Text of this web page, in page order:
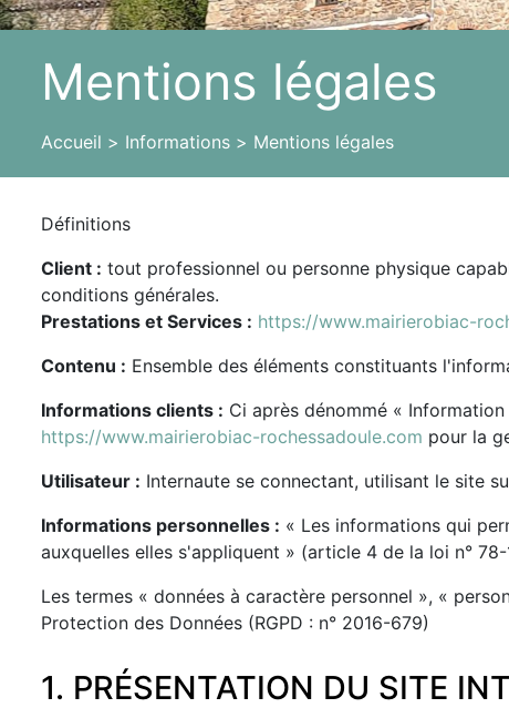
Mentions légales
Accueil Informations Mentions légales
Définitions
Client : tout professionnel ou personne physique
conditions générales.
Prestations et Services : https://www.mairierobiac-
Contenu : Ensemble des éléments constituants
Informations clients : Ci après dénommé «
https://www.mairierobiac-rochessadoule.com pour la
Utilisateur : Internaute se connectant, utilisant le site
Informations personnelles : « Les informations qui
auxquelles elles s'appliquent » (article 4 de la loi n°
Les termes « données à caractère personnel », «
Protection des Données (RGPD : n° 2016-679)
1. PRÉSENTATION DU SITE